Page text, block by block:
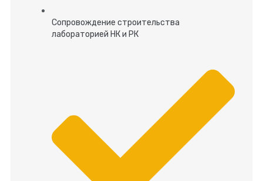
Сопровождение строительства
лабораторией НК и РК